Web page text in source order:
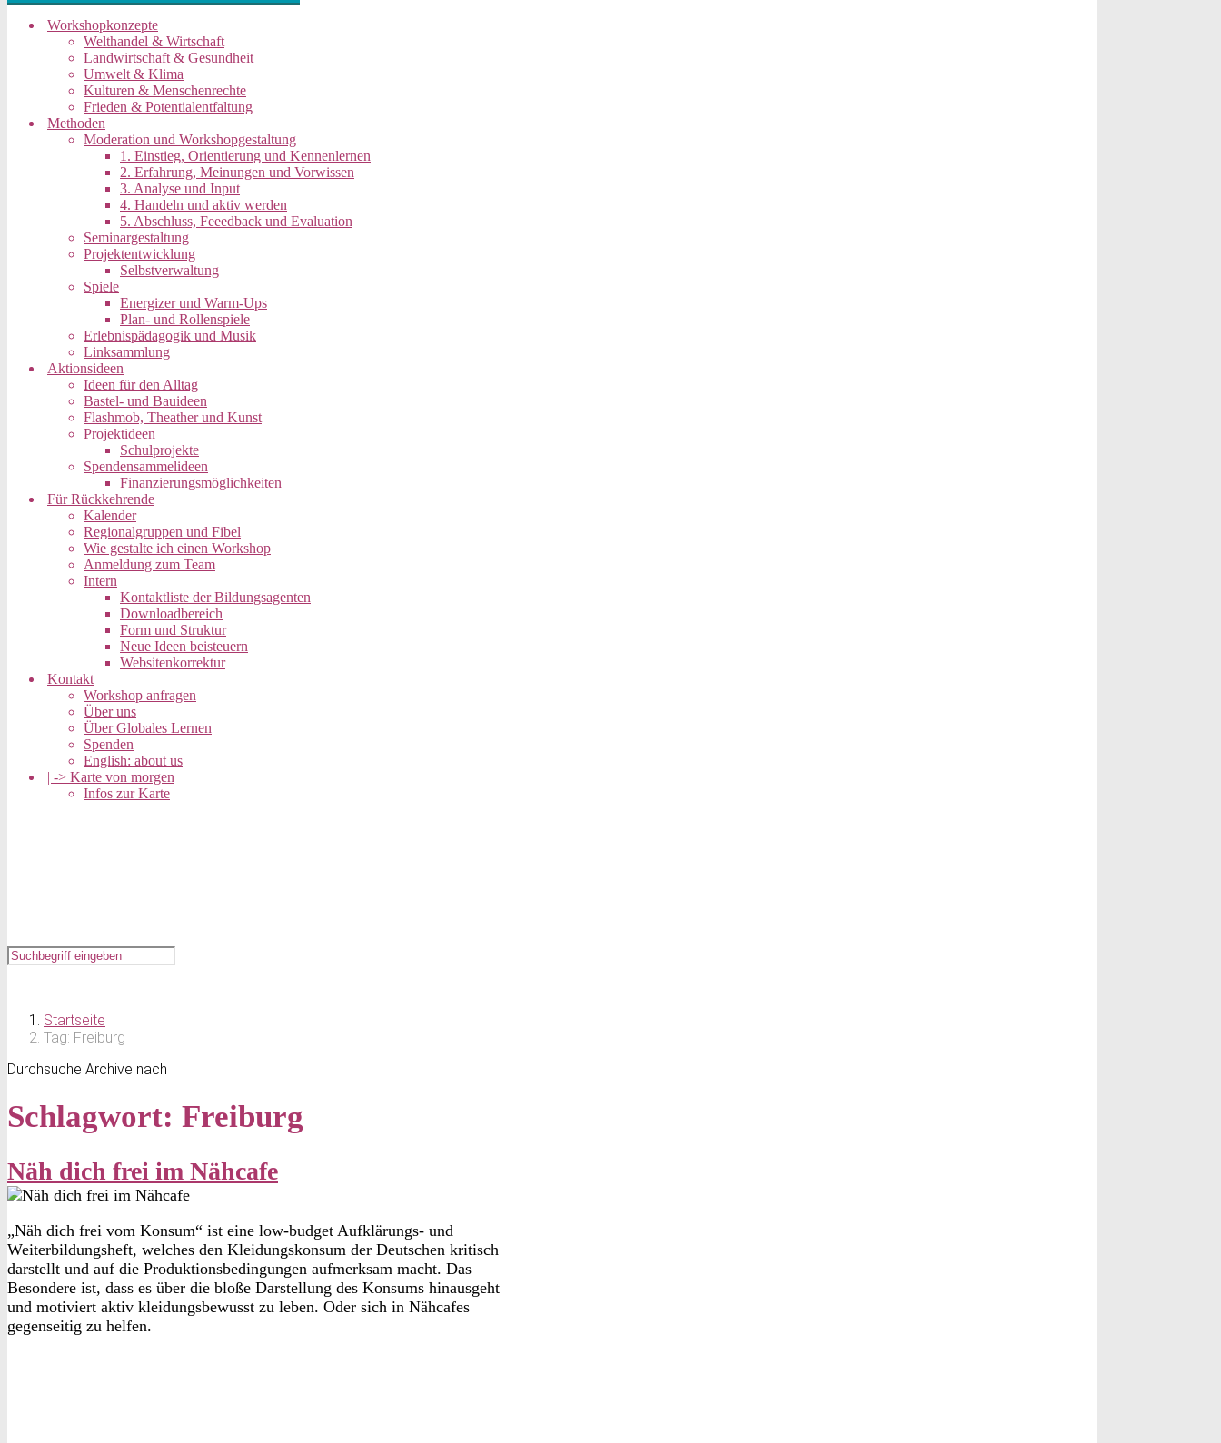
Workshopkonzepte
Welthandel & Wirtschaft
Landwirtschaft & Gesundheit
Umwelt & Klima
Kulturen & Menschenrechte
Frieden & Potentialentfaltung
Methoden
Moderation und Workshopgestaltung
1. Einstieg, Orientierung und Kennenlernen
2. Erfahrung, Meinungen und Vorwissen
3. Analyse und Input
4. Handeln und aktiv werden
5. Abschluss, Feeedback und Evaluation
Seminargestaltung
Projektentwicklung
Selbstverwaltung
Spiele
Energizer und Warm-Ups
Plan- und Rollenspiele
Erlebnispädagogik und Musik
Linksammlung
Aktionsideen
Ideen für den Alltag
Bastel- und Bauideen
Flashmob, Theather und Kunst
Projektideen
Schulprojekte
Spendensammelideen
Finanzierungsmöglichkeiten
Für Rückkehrende
Kalender
Regionalgruppen und Fibel
Wie gestalte ich einen Workshop
Anmeldung zum Team
Intern
Kontaktliste der Bildungsagenten
Downloadbereich
Form und Struktur
Neue Ideen beisteuern
Websitenkorrektur
Kontakt
Workshop anfragen
Über uns
Über Globales Lernen
Spenden
English: about us
| -> Karte von morgen
Infos zur Karte
Startseite
Tag: Freiburg
Durchsuche Archive nach
Schlagwort: Freiburg
Näh dich frei im Nähcafe
„Näh dich frei vom Konsum“ ist eine low-budget Aufklärungs- und
Weiterbildungsheft, welches den Kleidungskonsum der Deutschen kritisch
darstellt und auf die Produktionsbedingungen aufmerksam macht. Das
Besondere ist, dass es über die bloße Darstellung des Konsums hinausgeht
und motiviert aktiv kleidungsbewusst zu leben. Oder sich in Nähcafes
gegenseitig zu helfen.